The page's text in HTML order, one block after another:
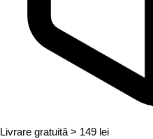
Livrare gratuită > 149 lei